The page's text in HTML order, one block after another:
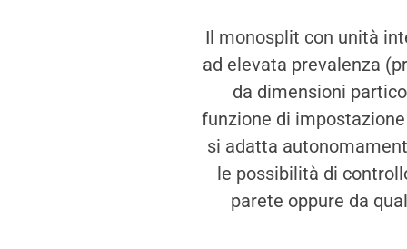
Il monosplit con unità
ad elevata prevalenza
da dimensioni
funzione di
si adatta
le possibilità di
parete oppure da